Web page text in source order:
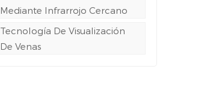
Mediante Infrarrojo Cercano
Tecnología De Visualización
De Venas